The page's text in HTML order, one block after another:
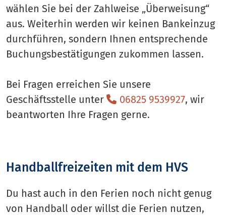
wählen Sie bei der Zahlweise „Überweisung“
aus. Weiterhin werden wir keinen Bankeinzug
durchführen, sondern Ihnen entsprechende
Buchungsbestätigungen zukommen lassen.
Bei Fragen erreichen Sie unsere
Geschäftsstelle unter
06825 9539927, wir
beantworten Ihre Fragen gerne.
Handballfreizeiten mit dem HVS
Du hast auch in den Ferien noch nicht genug
von Handball oder willst die Ferien nutzen,